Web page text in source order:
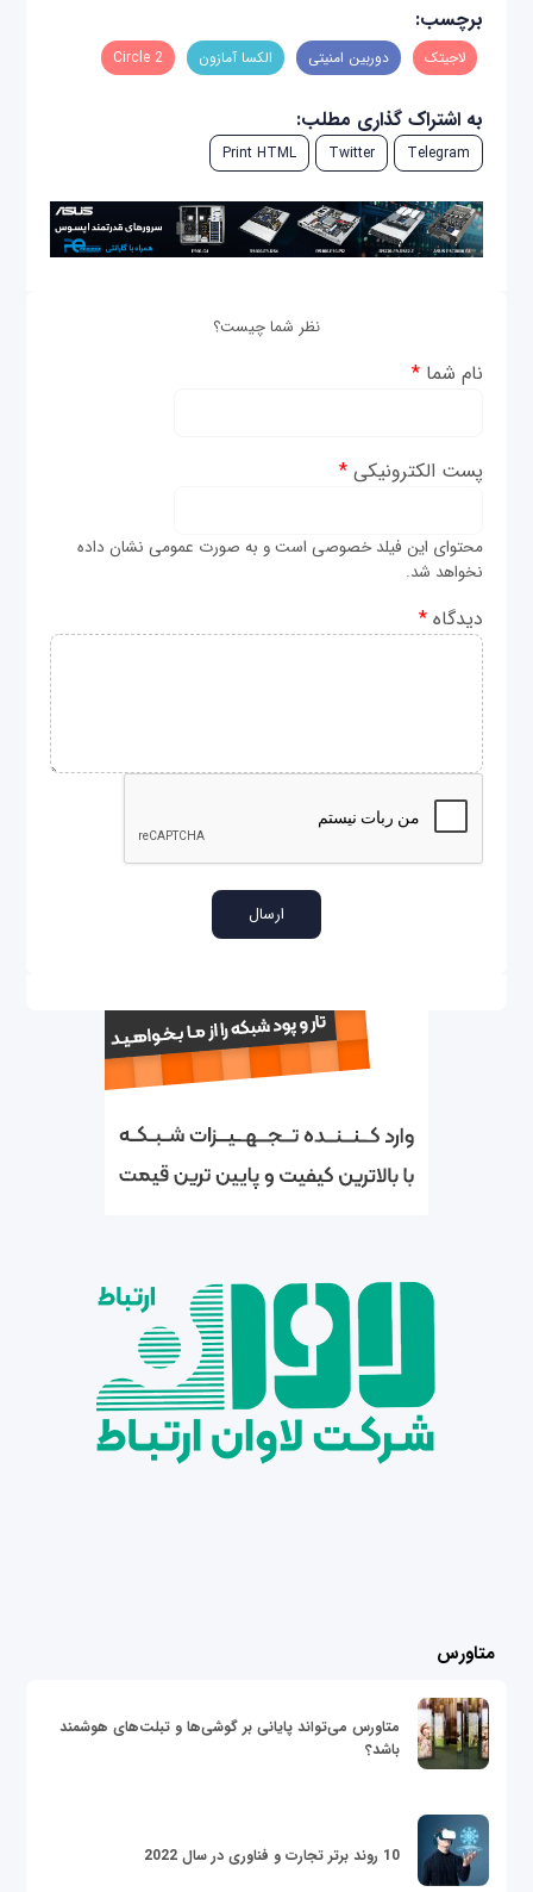
برچسب:
لاجیتک دوربین امنیتی الکسا آمازون Circle 2
به اشتراک گذاری مطلب:
Telegram
Twitter
Print HTML
نظر شما چیست؟
نام شما*
پست الکترونیکی*
محتوای این فیلد خصوصی است و به صورت عمومی نشان داده
نخواهد شد.
دیدگاه*
متاورس
متاورس می‌تواند پایانی بر گوشی‌ها و تبلت‌های هوشمند
باشد؟
10 روند برتر تجارت و فناوری در سال 2022